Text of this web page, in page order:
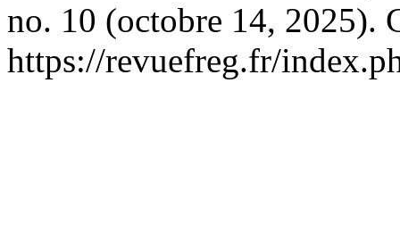
no. 10 (octobre 14, 2025).
https://revuefreg.fr/